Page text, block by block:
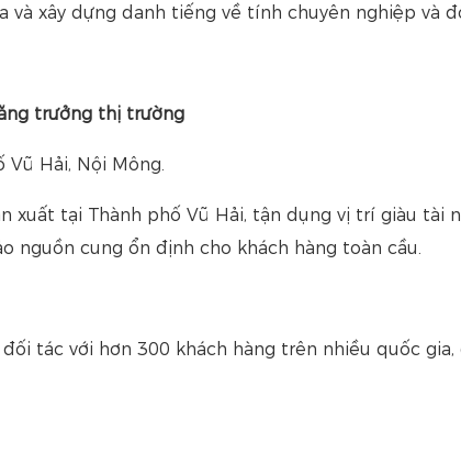
và xây dựng danh tiếng về tính chuyên nghiệp và
trưởng thị trường
Hải, Nội Mông.
xuất tại Thành phố Vũ Hải, tận dụng vị trí giàu tài
nguồn cung ổn định cho khách hàng toàn cầu.
tác với hơn 300 khách hàng trên nhiều quốc